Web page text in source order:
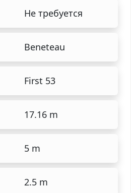
Не требуется
Beneteau
First 53
17.16 m
5 m
2.5 m